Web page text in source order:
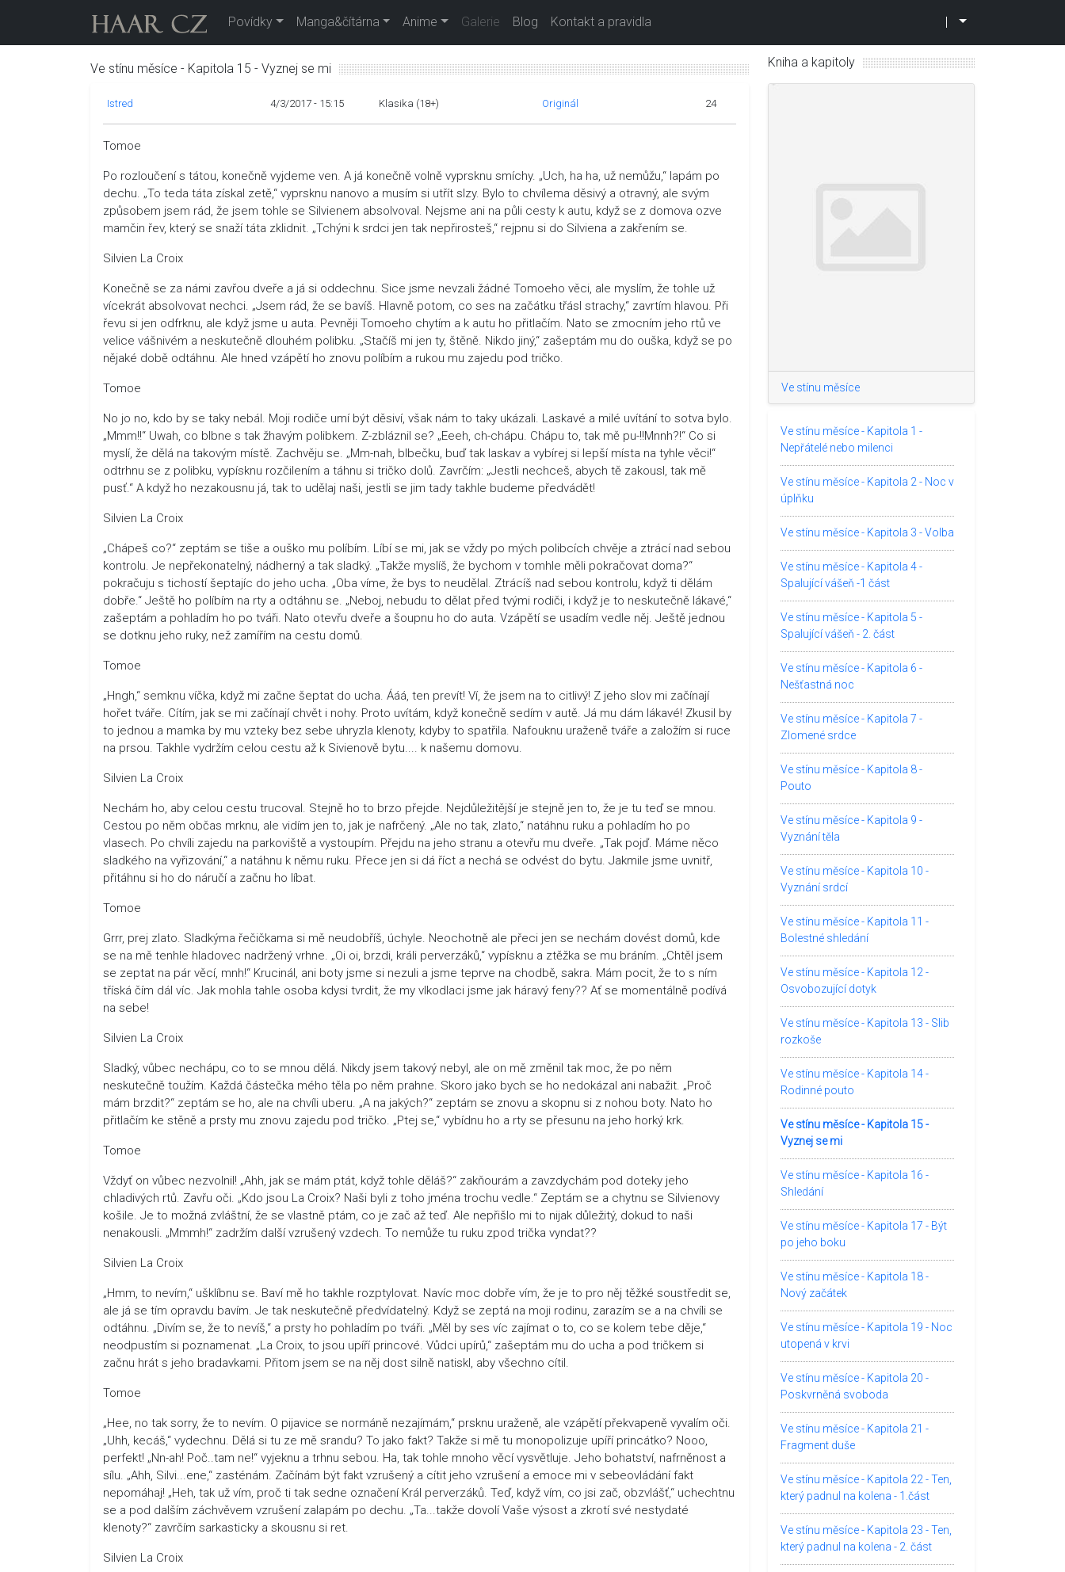
Povídky Manga&čítárna Anime Galerie Blog Kontakt a pravidla
Ve stínu měsíce - Kapitola 15 - Vyznej se mi
Istred 4/3/2017 - 15:15 Klasika (18+) Originál 24
Tomoe
Po rozloučení s tátou, konečně vyjdeme ven. A já konečně volně vyprsknu smíchy. „Uch, ha ha, už nemůžu,“ lapám po
dechu. „To teda táta získal zetě,“ vyprsknu nanovo a musím si utřít slzy. Bylo to chvílema děsivý a otravný, ale svým
způsobem jsem rád, že jsem tohle se Silvienem absolvoval. Nejsme ani na půli cesty k autu, když se z domova ozve
mamčin řev, který se snaží táta zklidnit. „Tchýni k srdci jen tak nepřirosteš,“ rejpnu si do Silviena a zakřením se.
Silvien La Croix
Konečně se za námi zavřou dveře a já si oddechnu. Sice jsme nevzali žádné Tomoeho věci, ale myslím, že tohle už
vícekrát absolvovat nechci. „Jsem rád, že se bavíš. Hlavně potom, co ses na začátku třásl strachy,“ zavrtím hlavou. Při
řevu si jen odfrknu, ale když jsme u auta. Pevněji Tomoeho chytím a k autu ho přitlačím. Nato se zmocním jeho rtů ve
velice vášnivém a neskutečně dlouhém polibku. „Stačíš mi jen ty, štěně. Nikdo jiný,“ zašeptám mu do ouška, když se po
nějaké době odtáhnu. Ale hned vzápětí ho znovu políbím a rukou mu zajedu pod tričko.
Tomoe
No jo no, kdo by se taky nebál. Moji rodiče umí být děsiví, však nám to taky ukázali. Laskavé a milé uvítání to sotva bylo.
„Mmm!!“ Uwah, co blbne s tak žhavým polibkem. Z-zbláznil se? „Eeeh, ch-chápu. Chápu to, tak mě pu-!!Mnnh?!“ Co si
myslí, že dělá na takovým místě. Zachvěju se. „Mm-nah, blbečku, buď tak laskav a vybírej si lepší místa na tyhle věci!“
odtrhnu se z polibku, vypísknu rozčilením a táhnu si tričko dolů. Zavrčím: „Jestli nechceš, abych tě zakousl, tak mě
pusť.“ A když ho nezakousnu já, tak to udělaj naši, jestli se jim tady takhle budeme předvádět!
Silvien La Croix
„Chápeš co?“ zeptám se tiše a ouško mu políbím. Líbí se mi, jak se vždy po mých polibcích chvěje a ztrácí nad sebou
kontrolu. Je nepřekonatelný, nádherný a tak sladký. „Takže myslíš, že bychom v tomhle měli pokračovat doma?“
pokračuju s tichostí šeptajíc do jeho ucha. „Oba víme, že bys to neudělal. Ztrácíš nad sebou kontrolu, když ti dělám
dobře.“ Ještě ho políbím na rty a odtáhnu se. „Neboj, nebudu to dělat před tvými rodiči, i když je to neskutečně lákavé,“
zašeptám a pohladím ho po tváři. Nato otevřu dveře a šoupnu ho do auta. Vzápětí se usadím vedle něj. Ještě jednou
se dotknu jeho ruky, než zamířím na cestu domů.
Tomoe
„Hngh,“ semknu víčka, když mi začne šeptat do ucha. Ááá, ten prevít! Ví, že jsem na to citlivý! Z jeho slov mi začínají
hořet tváře. Cítím, jak se mi začínají chvět i nohy. Proto uvítám, když konečně sedím v autě. Já mu dám lákavé! Zkusil by
to jednou a mamka by mu vzteky bez sebe uhryzla klenoty, kdyby to spatřila. Nafouknu uraženě tváře a založím si ruce
na prsou. Takhle vydržím celou cestu až k Sivienově bytu.... k našemu domovu.
Silvien La Croix
Nechám ho, aby celou cestu trucoval. Stejně ho to brzo přejde. Nejdůležitější je stejně jen to, že je tu teď se mnou.
Cestou po něm občas mrknu, ale vidím jen to, jak je nafrčený. „Ale no tak, zlato,“ natáhnu ruku a pohladím ho po
vlasech. Po chvíli zajedu na parkoviště a vystoupím. Přejdu na jeho stranu a otevřu mu dveře. „Tak pojď. Máme něco
sladkého na vyřizování,“ a natáhnu k němu ruku. Přece jen si dá říct a nechá se odvést do bytu. Jakmile jsme uvnitř,
přitáhnu si ho do náručí a začnu ho líbat.
Tomoe
Grrr, prej zlato. Sladkýma řečičkama si mě neudobříš, úchyle. Neochotně ale přeci jen se nechám dovést domů, kde
se na mě tenhle hladovec nadržený vrhne. „Oi oi, brzdi, králi perverzáků,“ vypísknu a ztěžka se mu bráním. „Chtěl jsem
se zeptat na pár věcí, mnh!“ Krucinál, ani boty jsme si nezuli a jsme teprve na chodbě, sakra. Mám pocit, že to s ním
tříská čím dál víc. Jak mohla tahle osoba kdysi tvrdit, že my vlkodlaci jsme jak háravý feny?? Ať se momentálně podívá
na sebe!
Silvien La Croix
Sladký, vůbec nechápu, co to se mnou dělá. Nikdy jsem takový nebyl, ale on mě změnil tak moc, že po něm
neskutečně toužím. Každá částečka mého těla po něm prahne. Skoro jako bych se ho nedokázal ani nabažit. „Proč
mám brzdit?“ zeptám se ho, ale na chvíli uberu. „A na jakých?“ zeptám se znovu a skopnu si z nohou boty. Nato ho
přitlačím ke stěně a prsty mu znovu zajedu pod tričko. „Ptej se,“ vybídnu ho a rty se přesunu na jeho horký krk.
Tomoe
Vždyť on vůbec nezvolnil! „Ahh, jak se mám ptát, když tohle děláš?“ zakňourám a zavzdychám pod doteky jeho
chladivých rtů. Zavřu oči. „Kdo jsou La Croix? Naši byli z toho jména trochu vedle.“ Zeptám se a chytnu se Silvienovy
košile. Je to možná zvláštní, že se vlastně ptám, co je zač až teď. Ale nepřišlo mi to nijak důležitý, dokud to naši
nenakousli. „Mmmh!“ zadržím další vzrušený vzdech. To nemůže tu ruku zpod trička vyndat??
Silvien La Croix
„Hmm, to nevím,“ ušklíbnu se. Baví mě ho takhle rozptylovat. Navíc moc dobře vím, že je to pro něj těžké soustředit se,
ale já se tím opravdu bavím. Je tak neskutečně předvídatelný. Když se zeptá na moji rodinu, zarazím se a na chvíli se
odtáhnu. „Divím se, že to nevíš,“ a prsty ho pohladím po tváři. „Měl by ses víc zajímat o to, co se kolem tebe děje,“
neodpustím si poznamenat. „La Croix, to jsou upíří princové. Vůdci upírů,“ zašeptám mu do ucha a pod tričkem si
začnu hrát s jeho bradavkami. Přitom jsem se na něj dost silně natiskl, aby všechno cítil.
Tomoe
„Hee, no tak sorry, že to nevím. O pijavice se normáně nezajímám,“ prsknu uraženě, ale vzápětí překvapeně vyvalím oči.
„Uhh, kecáš,“ vydechnu. Dělá si tu ze mě srandu? To jako fakt? Takže si mě tu monopolizuje upíří princátko? Nooo,
perfekt! „Nn-ah! Poč..tam ne!“ vyjeknu a trhnu sebou. Ha, tak tohle mnoho věcí vysvětluje. Jeho bohatství, nafrněnost a
sílu. „Ahh, Silvi...ene,“ zasténám. Začínám být fakt vzrušený a cítit jeho vzrušení a emoce mi v sebeovládání fakt
nepomáhaj! „Heh, tak už vím, proč ti tak sedne označení Král perverzáků. Teď, když vím, co jsi zač, obzvlášť,“ uchechtnu
se a pod dalším záchvěvem vzrušení zalapám po dechu. „Ta...takže dovolí Vaše výsost a zkrotí své nestydaté
klenoty?“ zavrčím sarkasticky a skousnu si ret.
Silvien La Croix
Kniha a kapitoly
Ve stínu měsíce
Ve stínu měsíce - Kapitola 1 -
Nepřátelé nebo milenci
Ve stínu měsíce - Kapitola 2 - Noc v
úplňku
Ve stínu měsíce - Kapitola 3 - Volba
Ve stínu měsíce - Kapitola 4 -
Spalující vášeň -1 část
Ve stínu měsíce - Kapitola 5 -
Spalující vášeň - 2. část
Ve stínu měsíce - Kapitola 6 -
Nešťastná noc
Ve stínu měsíce - Kapitola 7 -
Zlomené srdce
Ve stínu měsíce - Kapitola 8 -
Pouto
Ve stínu měsíce - Kapitola 9 -
Vyznání těla
Ve stínu měsíce - Kapitola 10 -
Vyznání srdcí
Ve stínu měsíce - Kapitola 11 -
Bolestné shledání
Ve stínu měsíce - Kapitola 12 -
Osvobozující dotyk
Ve stínu měsíce - Kapitola 13 - Slib
rozkoše
Ve stínu měsíce - Kapitola 14 -
Rodinné pouto
Ve stínu měsíce - Kapitola 15 -
Vyznej se mi
Ve stínu měsíce - Kapitola 16 -
Shledání
Ve stínu měsíce - Kapitola 17 - Být
po jeho boku
Ve stínu měsíce - Kapitola 18 -
Nový začátek
Ve stínu měsíce - Kapitola 19 - Noc
utopená v krvi
Ve stínu měsíce - Kapitola 20 -
Poskvrněná svoboda
Ve stínu měsíce - Kapitola 21 -
Fragment duše
Ve stínu měsíce - Kapitola 22 - Ten,
který padnul na kolena - 1.část
Ve stínu měsíce - Kapitola 23 - Ten,
který padnul na kolena - 2. část